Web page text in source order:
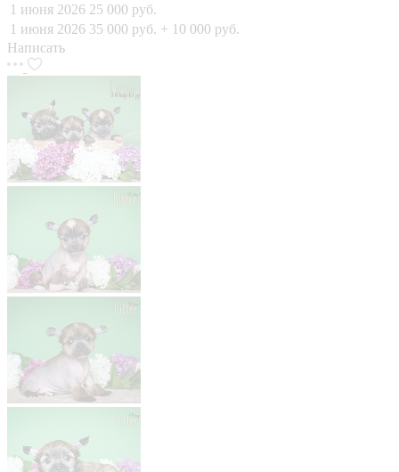
1 июня 2026 25 000 руб.
1 июня 2026 35 000 руб. + 10 000 руб.
Написать